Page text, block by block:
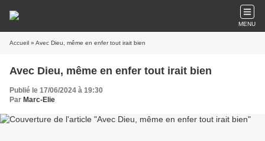
MENU
Accueil » Avec Dieu, même en enfer tout irait bien
Avec Dieu, même en enfer tout irait bien
Publié le 17/06/2024 à 19:30
Par Marc-Elie